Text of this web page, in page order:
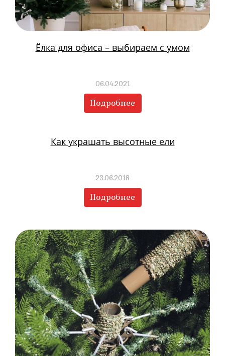
Ёлка для офиса – выбираем с умом
06.04.2021
Подробнее
Как украшать высотные ели
23.06.2018
Подробнее